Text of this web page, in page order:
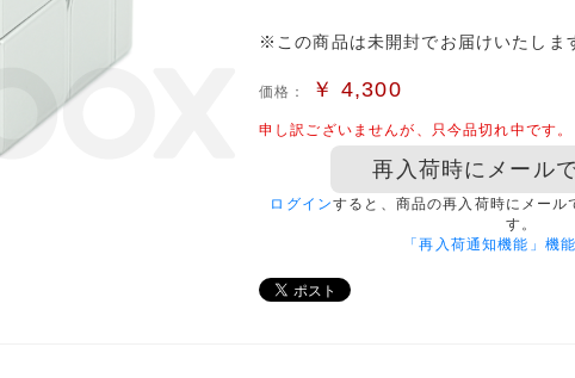
※この商品は未開封でお届けいたしま
価格： ￥ 4,300
申し訳ございませんが、只今品切れ中です。
再入荷時にメール
ログインすると、商品の再入荷時にメール
す。
「再入荷通知機能」機